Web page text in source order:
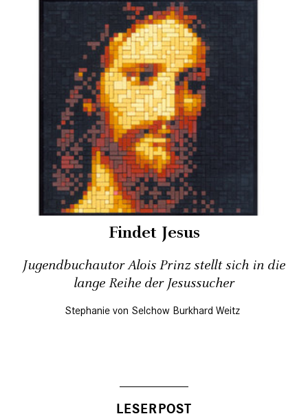
Findet Jesus
Jugendbuchautor Alois Prinz stellt sich in die
lange Reihe der Jesussucher
Stephanie von Selchow Burkhard Weitz